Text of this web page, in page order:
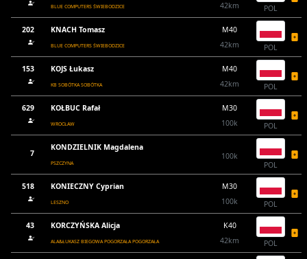
BLUE COMPUTERS ŚWIEBODZICE
42km
POL
202 KNACH Tomasz
BLUE COMPUTERS ŚWIEBODZICE
M40
42km
POL
153 KOJS Łukasz
KB SOBÓTKA SOBÓTKA
M40
42km
POL
629 KOŁBUC Rafał
WROCŁAW
M30
100k
POL
7
KONDZIELNIK Magdalena
PSZCZYNA
100k
POL
518 KONIECZNY Cyprian
LESZNO
M30
100k
POL
43 KORCZYŃSKA Alicja
ALA&ŁUKASZ BIEGOWA POGORZAŁA POGORZAŁA
K40
42km
POL